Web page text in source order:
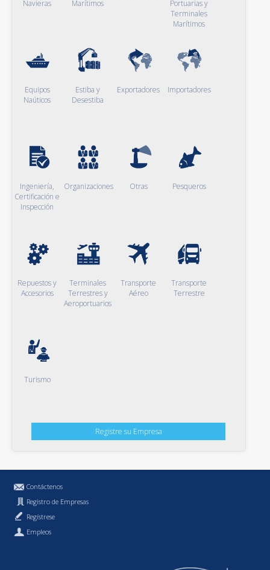
Navieras
Marítimos
Portuarias y
Terminales
Marítimos
Equipos
Naúticos
Estiba y
Desestiba
Exportadores Importadores
Ingeniería,
Certificación e
Inspección
Organizaciones Otras Pesqueros
Repuestos y
Accesorios
Terminales
Terrestres y
Aeroportuarios
Transporte
Aéreo
Transporte
Terrestre
Turismo
Registre su Empresa
Contáctenos
Registro de Empresas
Regístrese
Empleos